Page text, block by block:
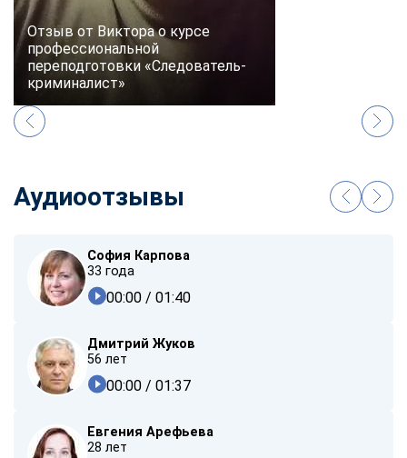
Отзыв от Виктора о курсе
профессиональной
переподготовки «Следователь-
криминалист»
Аудиоотзывы
София Карпова
33 года
00:00 / 01:40
Дмитрий Жуков
56 лет
00:00 / 01:37
Евгения Арефьева
28 лет